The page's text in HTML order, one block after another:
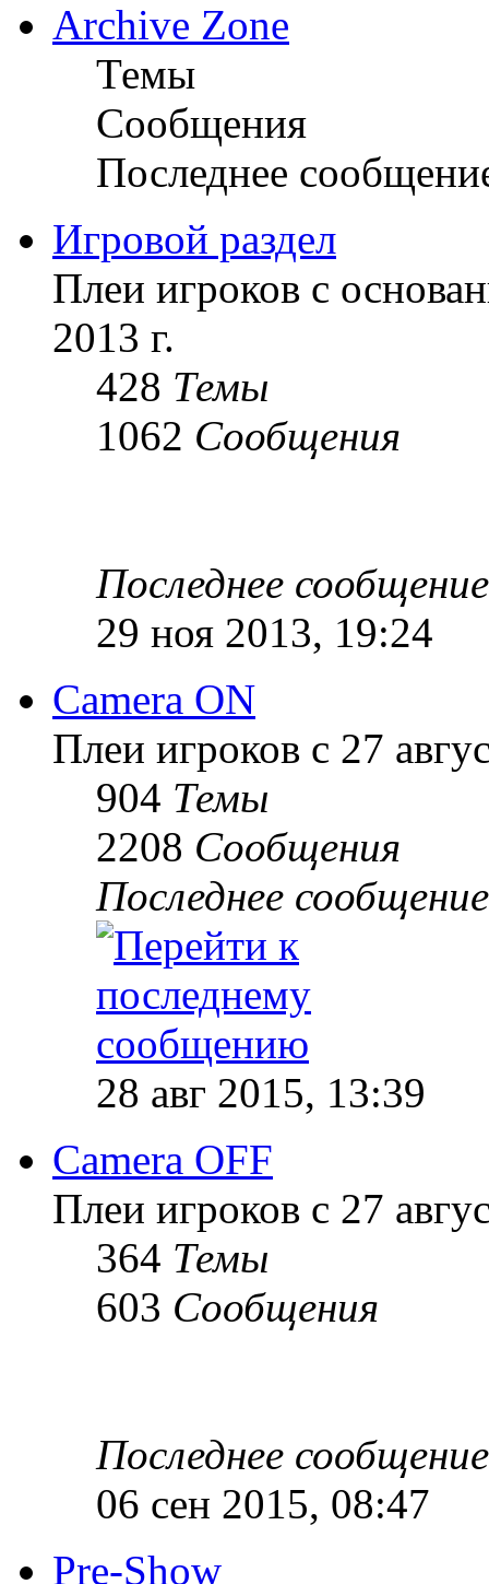
Archive Zone
Темы
Сообщения
Последнее
Игровой раздел
Плеи игроков с
2013 г.
428 Темы
1062 Сообщения
Последнее сообщение
29 ноя 2013, 19:24
Camera ON
Плеи игроков с 27
904 Темы
2208 Сообщения
Последнее сообщение
28 авг 2015, 13:39
Camera OFF
Плеи игроков с 27
364 Темы
603 Сообщения
Последнее сообщение
06 сен 2015, 08:47
Pre-Show